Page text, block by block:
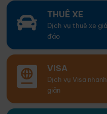
THUÊ XE
Dịch vụ thuê xe
đáo
VISA
Dịch vụ Visa
giản